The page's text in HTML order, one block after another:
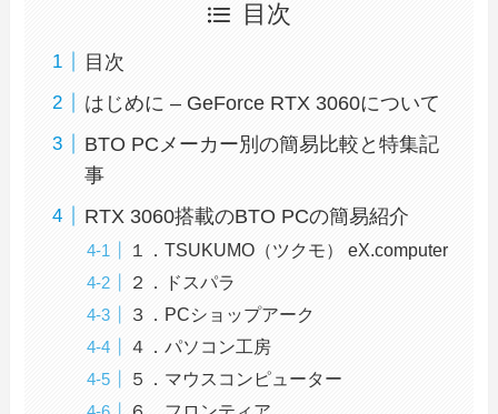
目次
目次
はじめに – GeForce RTX 3060について
BTO PCメーカー別の簡易比較と特集記
事
RTX 3060搭載のBTO PCの簡易紹介
１．TSUKUMO（ツクモ） eX.computer
２．ドスパラ
３．PCショップアーク
４．パソコン工房
５．マウスコンピューター